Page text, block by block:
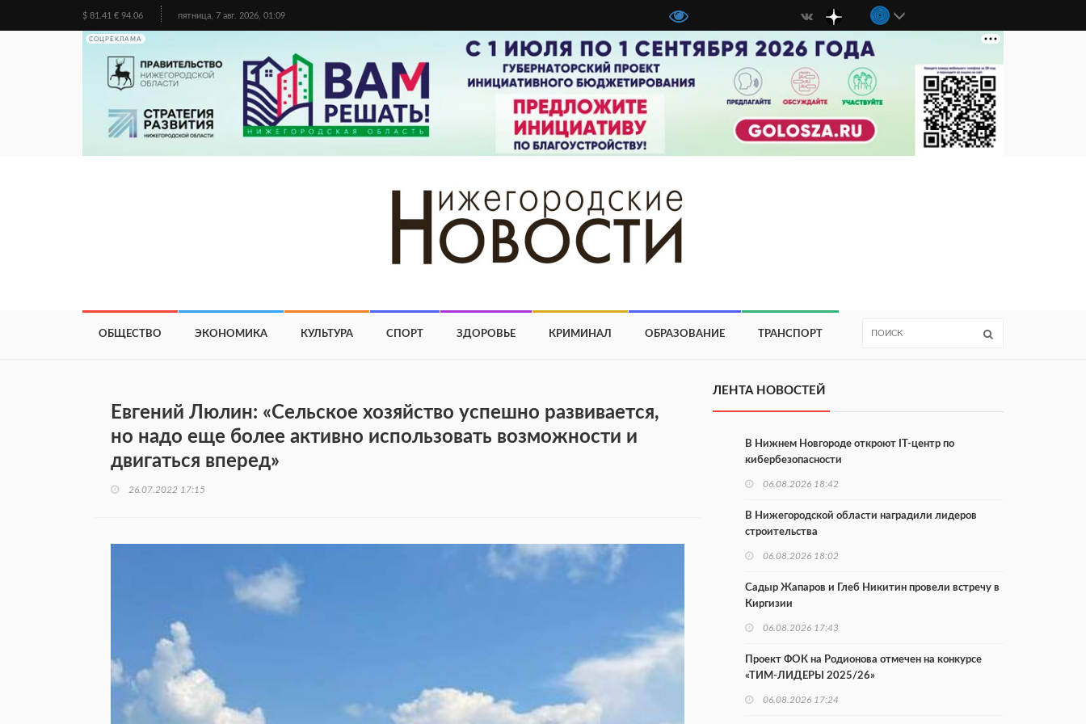
$ 81.41 € 94.06 пятница, 7 авг. 2026, 01:09
СОЦРЕКЛАМА
ОБЩЕСТВО ЭКОНОМИКА КУЛЬТУРА СПОРТ ЗДОРОВЬЕ КРИМИНАЛ ОБРАЗОВАНИЕ ТРАНСПОРТ
Евгений Люлин: «Сельское хозяйство успешно развивается,
но надо еще более активно использовать возможности и
двигаться вперед»
26.07.2022 17:15
ЛЕНТА НОВОСТЕЙ
В Нижнем Новгороде откроют IT-центр по
кибербезопасности
06.08.2026 18:42
В Нижегородской области наградили лидеров
строительства
06.08.2026 18:02
Садыр Жапаров и Глеб Никитин провели встречу в
Киргизии
06.08.2026 17:43
Проект ФОК на Родионова отмечен на конкурсе
«ТИМ-ЛИДЕРЫ 2025/26»
06.08.2026 17:24